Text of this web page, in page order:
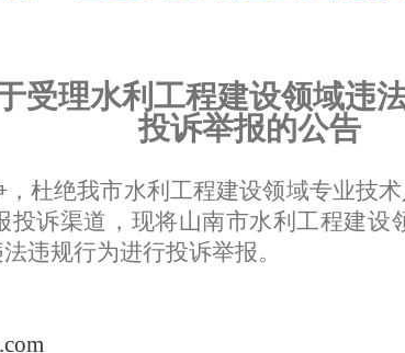
受理水利工程建设领域违
投诉举报的公告
杜绝我市水利工程建设领域专业技
诉渠道，现将山南市水利工程建
违规行为进行投诉举报。